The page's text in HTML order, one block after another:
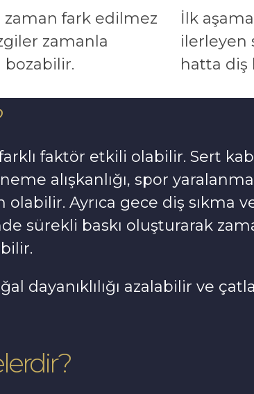
fark edilmez
zamanla
İlk
ilerleyen
hatta diş
faktör etkili olabilir. Sert
alışkanlığı, spor
Ayrıca gece diş sıkma
sürekli baskı oluşturarak
dayanıklılığı azalabilir ve